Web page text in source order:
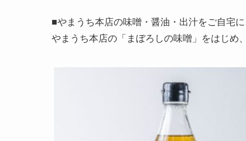
■やまうち本店の味噌・醤油・出汁をご自宅に
やまうち本店の「まぼろしの味噌」をはじめ